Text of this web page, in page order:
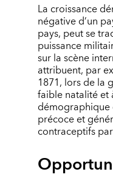
La croissance
négative d’un
pays, peut se
puissance
sur la scène
attribuent, par
1871, lors de la
faible natalité et
démographique
précoce et
contraceptifs